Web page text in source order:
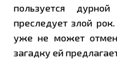
пользуется
преследует злой
уже не может
загадку ей